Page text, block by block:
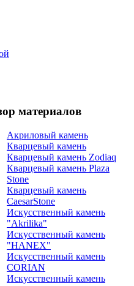
материалов
Акриловый камень
Кварцевый камень
Кварцевый камень Zodiaq
Кварцевый камень Plaza
Stone
Кварцевый камень
CaesarStone
Искусственный камень
"Akrilika"
Искусственный камень
"HANEX"
Искусственный камень
CORIAN
Искусственный камень